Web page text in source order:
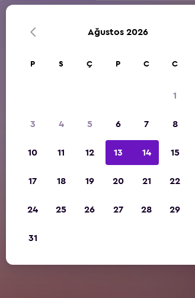
Ağustos 2026
P S Ç P C C
1
3 4 5 6 7 8
10 11 12 13 14 15
17 18 19 20 21 22
24 25 26 27 28 29
31